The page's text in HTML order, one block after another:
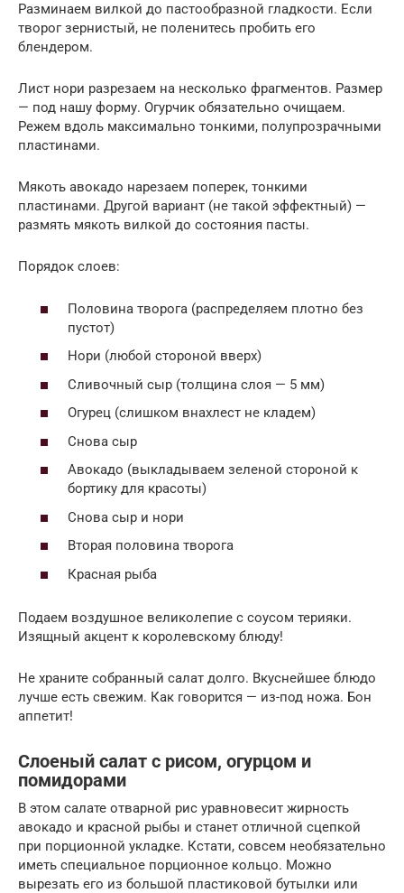
Разминаем вилкой до пастообразной гладкости. Если
творог зернистый, не поленитесь пробить его
блендером.
Лист нори разрезаем на несколько фрагментов. Размер
— под нашу форму. Огурчик обязательно очищаем.
Режем вдоль максимально тонкими, полупрозрачными
пластинами.
Мякоть авокадо нарезаем поперек, тонкими
пластинами. Другой вариант (не такой эффектный) —
размять мякоть вилкой до состояния пасты.
Порядок слоев:
Половина творога (распределяем плотно без
пустот)
Нори (любой стороной вверх)
Сливочный сыр (толщина слоя — 5 мм)
Огурец (слишком внахлест не кладем)
Снова сыр
Авокадо (выкладываем зеленой стороной к
бортику для красоты)
Снова сыр и нори
Вторая половина творога
Красная рыба
Подаем воздушное великолепие с соусом терияки.
Изящный акцент к королевскому блюду!
Не храните собранный салат долго. Вкуснейшее блюдо
лучше есть свежим. Как говорится — из-под ножа. Бон
аппетит!
Слоеный салат с рисом, огурцом и
помидорами
В этом салате отварной рис уравновесит жирность
авокадо и красной рыбы и станет отличной сцепкой
при порционной укладке. Кстати, совсем необязательно
иметь специальное порционное кольцо. Можно
вырезать его из большой пластиковой бутылки или